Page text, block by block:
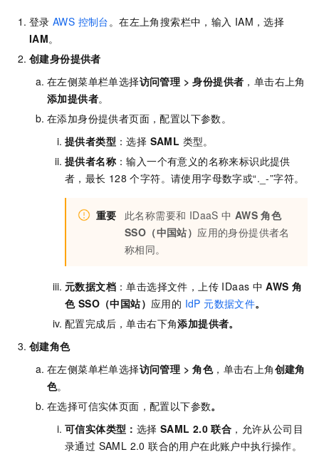
登录 AWS 控制台 。在左上角搜索栏中，输入 IAM，选择
IAM。
创建身份提供者
在左侧菜单栏单选择访问管理 >身份提供者 ，单击右上角
添加提供者。
在添加身份提供者页面，配置以下参数。
提供者类型 ：选择 SAML 类型。
提供者名称 ：输入一个有意义的名称来标识此提供
者，最长 128 个字符。请使用字母数字或“._-”字符。
重要 此名称需要和 IDaaS 中 AWS 角色
SSO（中国站） 应用的身份提供者名
称相同。
元数据文档 ：单击选择文件，上传 IDaas 中 AWS 角
色 SSO（中国站） 应用的 IdP 元数据文件。
配置完成后，单击右下角添加提供者。
创建角色
在左侧菜单栏单选择访问管理 >角色，单击右上角创建角
色。
在选择可信实体页面，配置以下参数。
可信实体类型 ： 选择 SAML 2.0 联合 ，允许从公司目
录通过 SAML 2.0 联合的用户在此账户中执行操作。